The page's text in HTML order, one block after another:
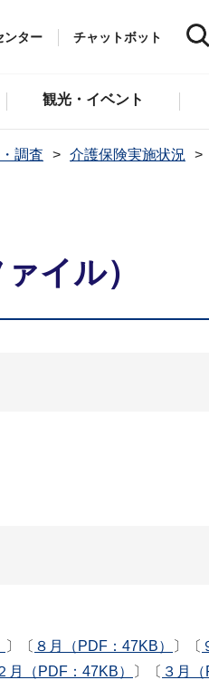
ンター チャットボット
観光・イベント
調査
介護保険実施状況
イル）
〕〔 ８月（PDF：47KB） 〕〔
月（PDF：47KB） 〕〔 ３月